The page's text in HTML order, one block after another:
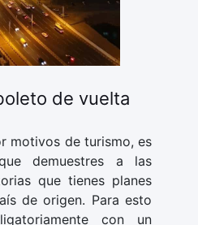
de vuelta
motivos de turismo, es
demuestres a las
que tienes planes
de origen. Para esto
con un